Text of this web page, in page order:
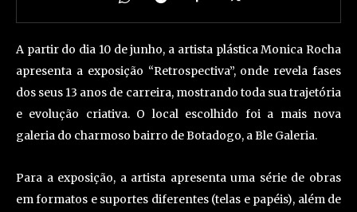
A partir do dia 10 de junho, a artista plástica Monica Rocha
apresenta a exposição “Retrospectiva”, onde revela fases
dos seus 13 anos de carreira, mostrando toda sua trajetória
e evolução criativa. O local escolhido foi a mais nova
galeria do charmoso bairro de Botadogo, a Ble Galeria.
Para a exposição, a artista apresenta uma série de obras
em formatos e suportes diferentes (telas e papéis), além de